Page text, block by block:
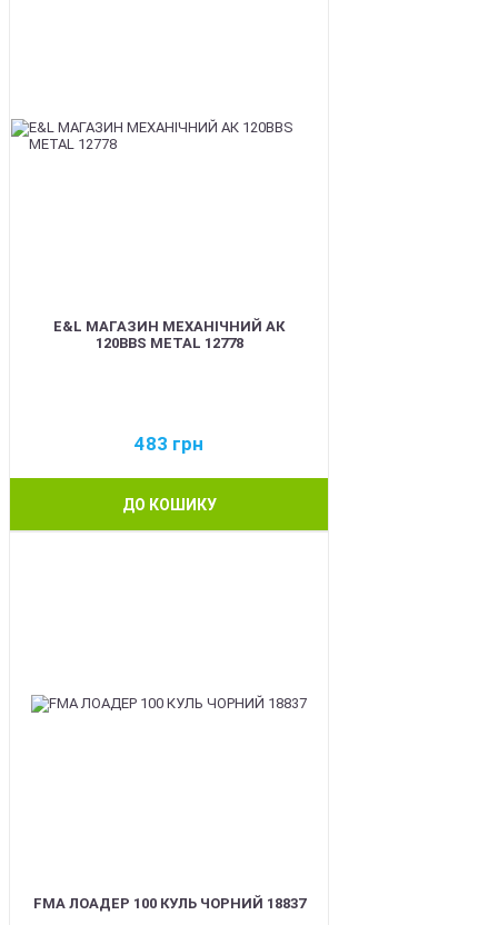
E&L МАГАЗИН МЕХАНІЧНИЙ АК
120BBS METAL 12778
483 грн
ДО КОШИКУ
FMA ЛОАДЕР 100 КУЛЬ ЧОРНИЙ 18837